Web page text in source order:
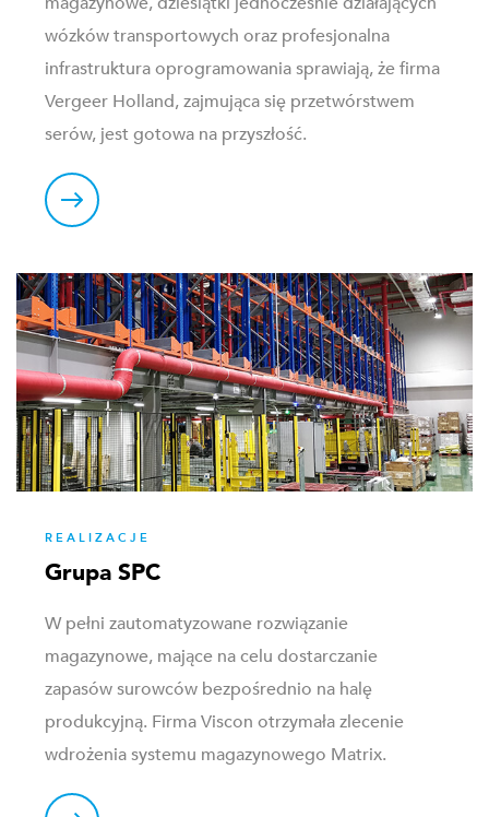
wózków transportowych oraz profesjonalna
infrastruktura oprogramowania sprawiają, że firma
Vergeer Holland, zajmująca się przetwórstwem
serów, jest gotowa na przyszłość.
REALIZACJE
Grupa SPC
W pełni zautomatyzowane rozwiązanie
magazynowe, mające na celu dostarczanie
zapasów surowców bezpośrednio na halę
produkcyjną. Firma Viscon otrzymała zlecenie
wdrożenia systemu magazynowego Matrix.